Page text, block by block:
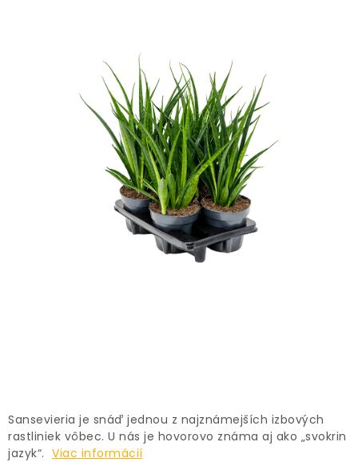
INTERIÉROVÉ DEKORÁCIE
NA OBJEDNÁVKU
KVETINÁČE A OBALY NA RASTLINY
Sansevieria je snáď jednou z najznámejších izbových
rastliniek vôbec. U nás je hovorovo známa aj ako „svokrin
jazyk“. Viac informácií